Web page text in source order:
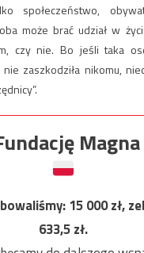
społeczeństwo,
może brać udział w
czy nie. Bo jeśli taka
zaszkodziła nikomu,
15 000zł,
633,5zł.